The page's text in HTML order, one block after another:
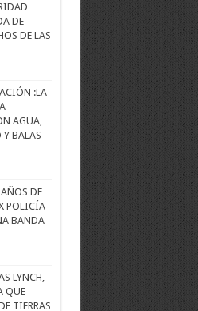
DE
DE LAS
:LA
AGUA,
BALAS
DE
POLICÍA
BANDA
LYNCH,
QUE
TIERRAS